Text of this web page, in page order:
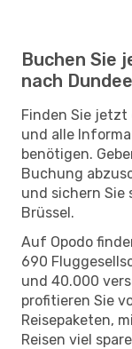
Buchen Sie
nach
Finden Sie jetzt
und alle
benötigen.
Buchung
und sichern Sie
Brüssel.
Auf Opodo
690
und 40.000
profitieren Sie
Reisepaketen,
Reisen viel